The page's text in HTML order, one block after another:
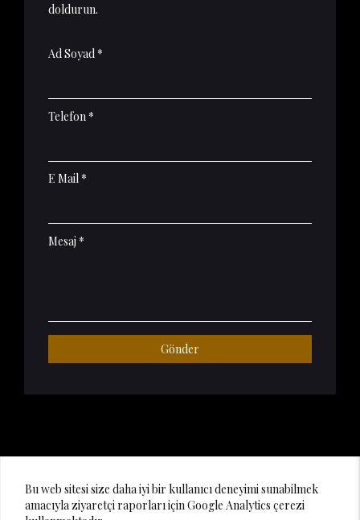
doldurun.
Ad Soyad *
Telefon *
E Mail *
Mesaj *
Gönder
Bu web sitesi size daha iyi bir kullanıcı deneyimi sunabilmek
amacıyla ziyaretçi raporları için Google Analytics çerezi
© 2020 Lighting Design Studio